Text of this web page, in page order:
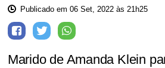
Publicado em 06 Set, 2022 às 21h25
Marido de Amanda Klein